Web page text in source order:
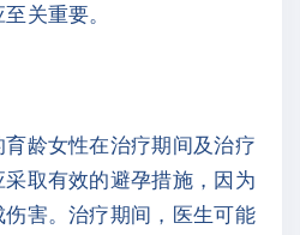
关重要。
龄女性在治疗期间及治疗
取有效的避孕措施，因为
害。治疗期间，医生可能